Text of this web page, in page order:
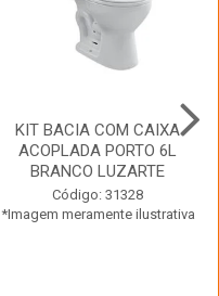
KIT BACIA COM CAIXA
ACOPLADA PORTO 6L
BRANCO LUZARTE
Código: 31328
*Imagem meramente ilustrativa